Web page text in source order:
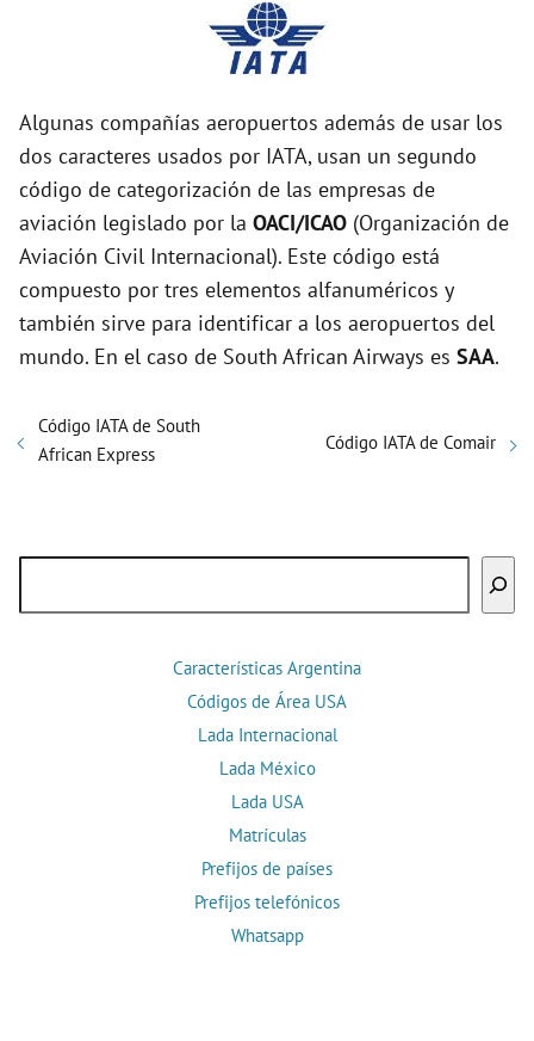
Algunas compañías aeropuertos además de usar los
dos caracteres usados por IATA, usan un segundo
código de categorización de las empresas de
aviación legislado por la OACI/ICAO (Organización de
Aviación Civil Internacional). Este código está
compuesto por tres elementos alfanuméricos y
también sirve para identificar a los aeropuertos del
mundo. En el caso de South African Airways es SAA.
Código IATA de South
African Express
Código IATA de Comair
Características Argentina
Códigos de Área USA
Lada Internacional
Lada México
Lada USA
Matrículas
Prefijos de países
Prefijos telefónicos
Whatsapp